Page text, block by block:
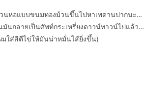
วนห่อแบบขนมทองม้วนขึ้นไปหาเพดานปากนะ…
นกลายเป็นศัพท์กระเหรี่ยงดาวน์ทาวน์ไปแล้ว…
มใส่สีตีไข่ให้มันน่าหมั่นไส้ยิ่งขึ้น)